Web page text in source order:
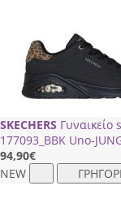
SKECHERS
177093_BBK Uno-
94,90€
NEW